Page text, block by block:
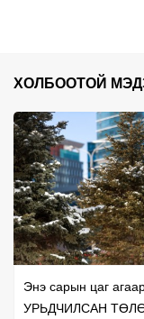
ХОЛБООТОЙ
Энэ сарын цаг
УРЬДЧИЛСАН